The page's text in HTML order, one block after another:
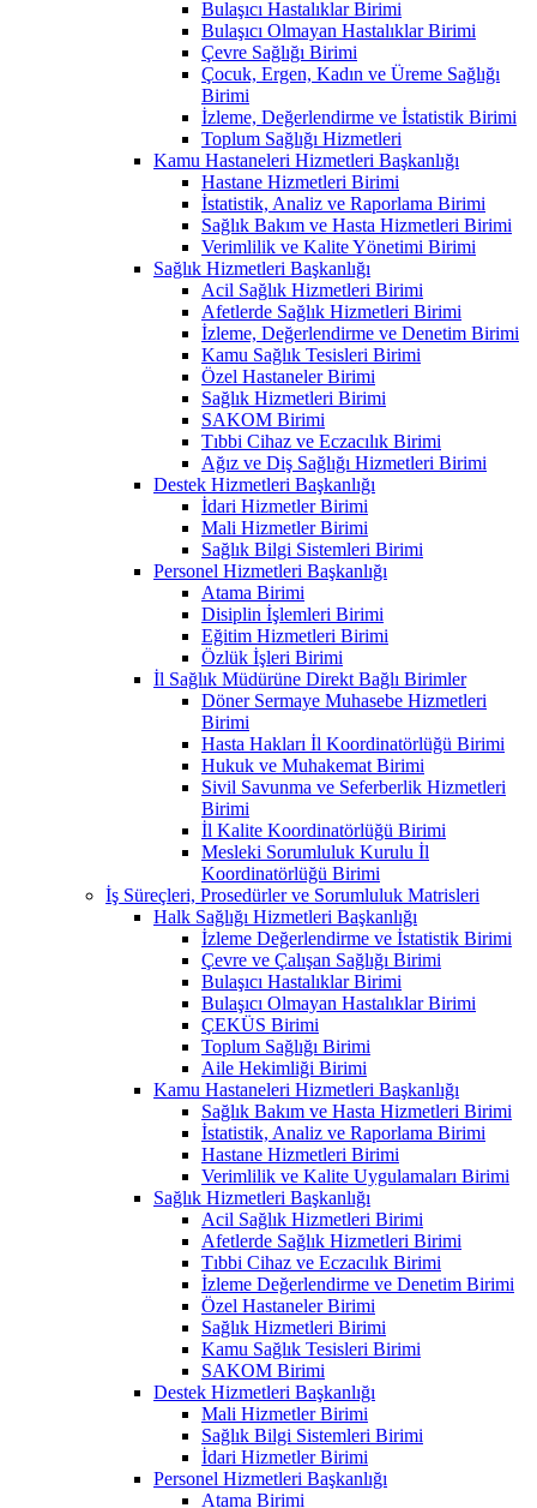
Bulaşıcı Hastalıklar Birimi
Bulaşıcı Olmayan Hastalıklar Birimi
Çevre Sağlığı Birimi
Çocuk, Ergen, Kadın ve Üreme Sağlığı
Birimi
İzleme, Değerlendirme ve İstatistik Birimi
Toplum Sağlığı Hizmetleri
Kamu Hastaneleri Hizmetleri Başkanlığı
Hastane Hizmetleri Birimi
İstatistik, Analiz ve Raporlama Birimi
Sağlık Bakım ve Hasta Hizmetleri Birimi
Verimlilik ve Kalite Yönetimi Birimi
Sağlık Hizmetleri Başkanlığı
Acil Sağlık Hizmetleri Birimi
Afetlerde Sağlık Hizmetleri Birimi
İzleme, Değerlendirme ve Denetim Birimi
Kamu Sağlık Tesisleri Birimi
Özel Hastaneler Birimi
Sağlık Hizmetleri Birimi
SAKOM Birimi
Tıbbi Cihaz ve Eczacılık Birimi
Ağız ve Diş Sağlığı Hizmetleri Birimi
Destek Hizmetleri Başkanlığı
İdari Hizmetler Birimi
Mali Hizmetler Birimi
Sağlık Bilgi Sistemleri Birimi
Personel Hizmetleri Başkanlığı
Atama Birimi
Disiplin İşlemleri Birimi
Eğitim Hizmetleri Birimi
Özlük İşleri Birimi
İl Sağlık Müdürüne Direkt Bağlı Birimler
Döner Sermaye Muhasebe Hizmetleri
Birimi
Hasta Hakları İl Koordinatörlüğü Birimi
Hukuk ve Muhakemat Birimi
Sivil Savunma ve Seferberlik Hizmetleri
Birimi
İl Kalite Koordinatörlüğü Birimi
Mesleki Sorumluluk Kurulu İl
Koordinatörlüğü Birimi
İş Süreçleri, Prosedürler ve Sorumluluk Matrisleri
Halk Sağlığı Hizmetleri Başkanlığı
İzleme Değerlendirme ve İstatistik Birimi
Çevre ve Çalışan Sağlığı Birimi
Bulaşıcı Hastalıklar Birimi
Bulaşıcı Olmayan Hastalıklar Birimi
ÇEKÜS Birimi
Toplum Sağlığı Birimi
Aile Hekimliği Birimi
Kamu Hastaneleri Hizmetleri Başkanlığı
Sağlık Bakım ve Hasta Hizmetleri Birimi
İstatistik, Analiz ve Raporlama Birimi
Hastane Hizmetleri Birimi
Verimlilik ve Kalite Uygulamaları Birimi
Sağlık Hizmetleri Başkanlığı
Acil Sağlık Hizmetleri Birimi
Afetlerde Sağlık Hizmetleri Birimi
Tıbbi Cihaz ve Eczacılık Birimi
İzleme Değerlendirme ve Denetim Birimi
Özel Hastaneler Birimi
Sağlık Hizmetleri Birimi
Kamu Sağlık Tesisleri Birimi
SAKOM Birimi
Destek Hizmetleri Başkanlığı
Mali Hizmetler Birimi
Sağlık Bilgi Sistemleri Birimi
İdari Hizmetler Birimi
Personel Hizmetleri Başkanlığı
Atama Birimi